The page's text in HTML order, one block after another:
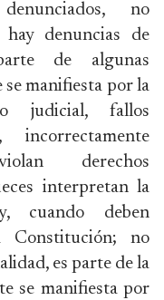
no
hay denuncias de
de algunas
se manifiesta por la
judicial, fallos
incorrectamente
derechos
interpretan la
cuando deben
no
es parte de la
se manifiesta por